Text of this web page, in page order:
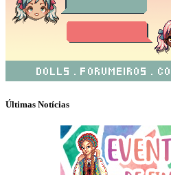
Últimas Notícias